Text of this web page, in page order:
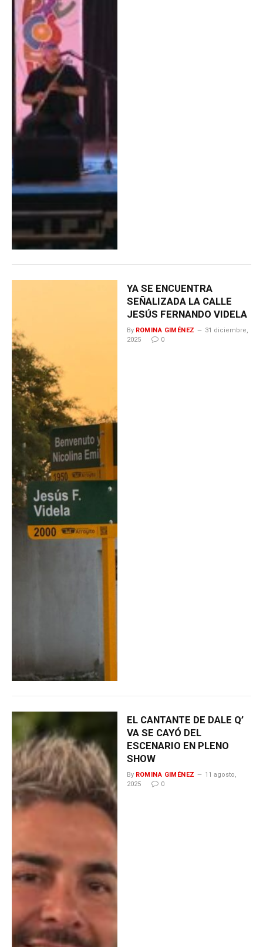
YA SE ENCUENTRA
SEÑALIZADA LA CALLE
JESÚS FERNANDO VIDELA
By ROMINA GIMÉNEZ
31 diciembre,
2025
0
EL CANTANTE DE DALE Q’
VA SE CAYÓ DEL
ESCENARIO EN PLENO
SHOW
By ROMINA GIMÉNEZ
11 agosto,
2025
0